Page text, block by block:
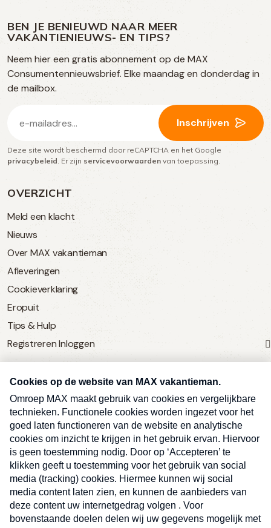
OVERZICHT
Meld een klacht
Nieuws
Over MAX vakantieman
Afleveringen
Cookieverklaring
Eropuit
Tips & Hulp
Registreren Inloggen
SERVICE
Over Omroep MAX
MAX Vandaag
MAX Meldpunt
Pers
Contact
Algemene voorwaarden
Privacyverklaring
op
social
media
op
Facebook
op
TikTok
op
Instagram
BEN JE BENIEUWD NAAR MEER
VAKANTIENIEUWS- EN TIPS?
Neem hier een gratis abonnement op de MAX
Consumentennieuwsbrief. Elke maandag en donderdag in
de mailbox.
mailadres
(Vereist)
Inschrijven
Deze site wordt beschermd door reCAPTCHA en het Google
privacybeleid . Er zijn servicevoorwaarden van toepassing.
Ben je benieuwd naar meer
vakantienieuws- en tips?